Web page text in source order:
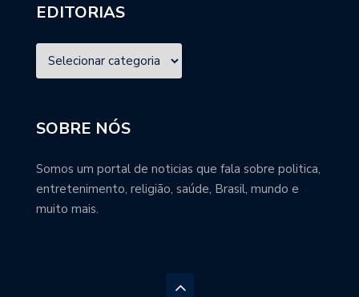
EDITORIAS
SOBRE NÓS
Somos um portal de noticias que fala sobre politica,
entretenimento, religião, saúde, Brasil, mundo e
muito mais.